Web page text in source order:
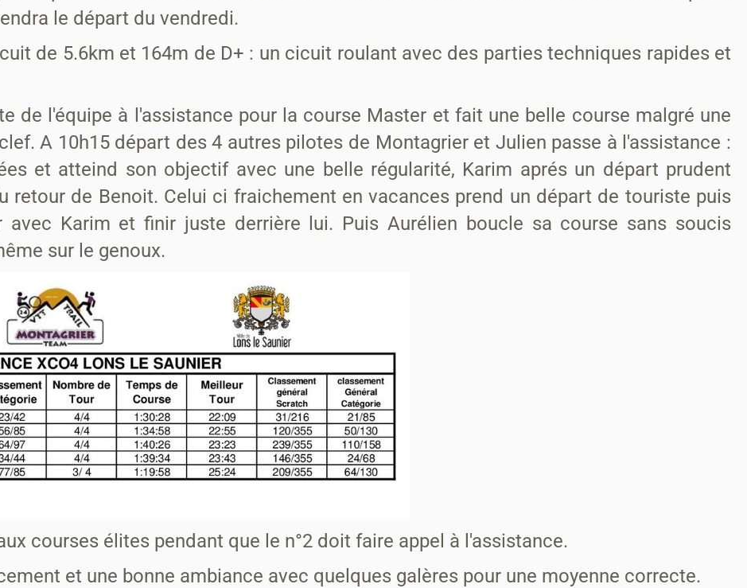
le départ du vendredi.
de 5.6km et 164m de D+ : un cicuit roulant avec des parties techniques rapides et
de l'équipe à l'assistance pour la course Master et fait une belle course malgré une
A 10h15 départ des 4 autres pilotes de Montagrier et Julien passe à l'assistance :
et atteind son objectif avec une belle régularité, Karim aprés un départ prudent
retour de Benoit. Celui ci fraichement en vacances prend un départ de touriste puis
Karim et finir juste derrière lui. Puis Aurélien boucle sa course sans soucis
sur le genoux.
courses élites pendant que le n°2 doit faire appel à l'assistance.
et une bonne ambiance avec quelques galères pour une moyenne correcte.